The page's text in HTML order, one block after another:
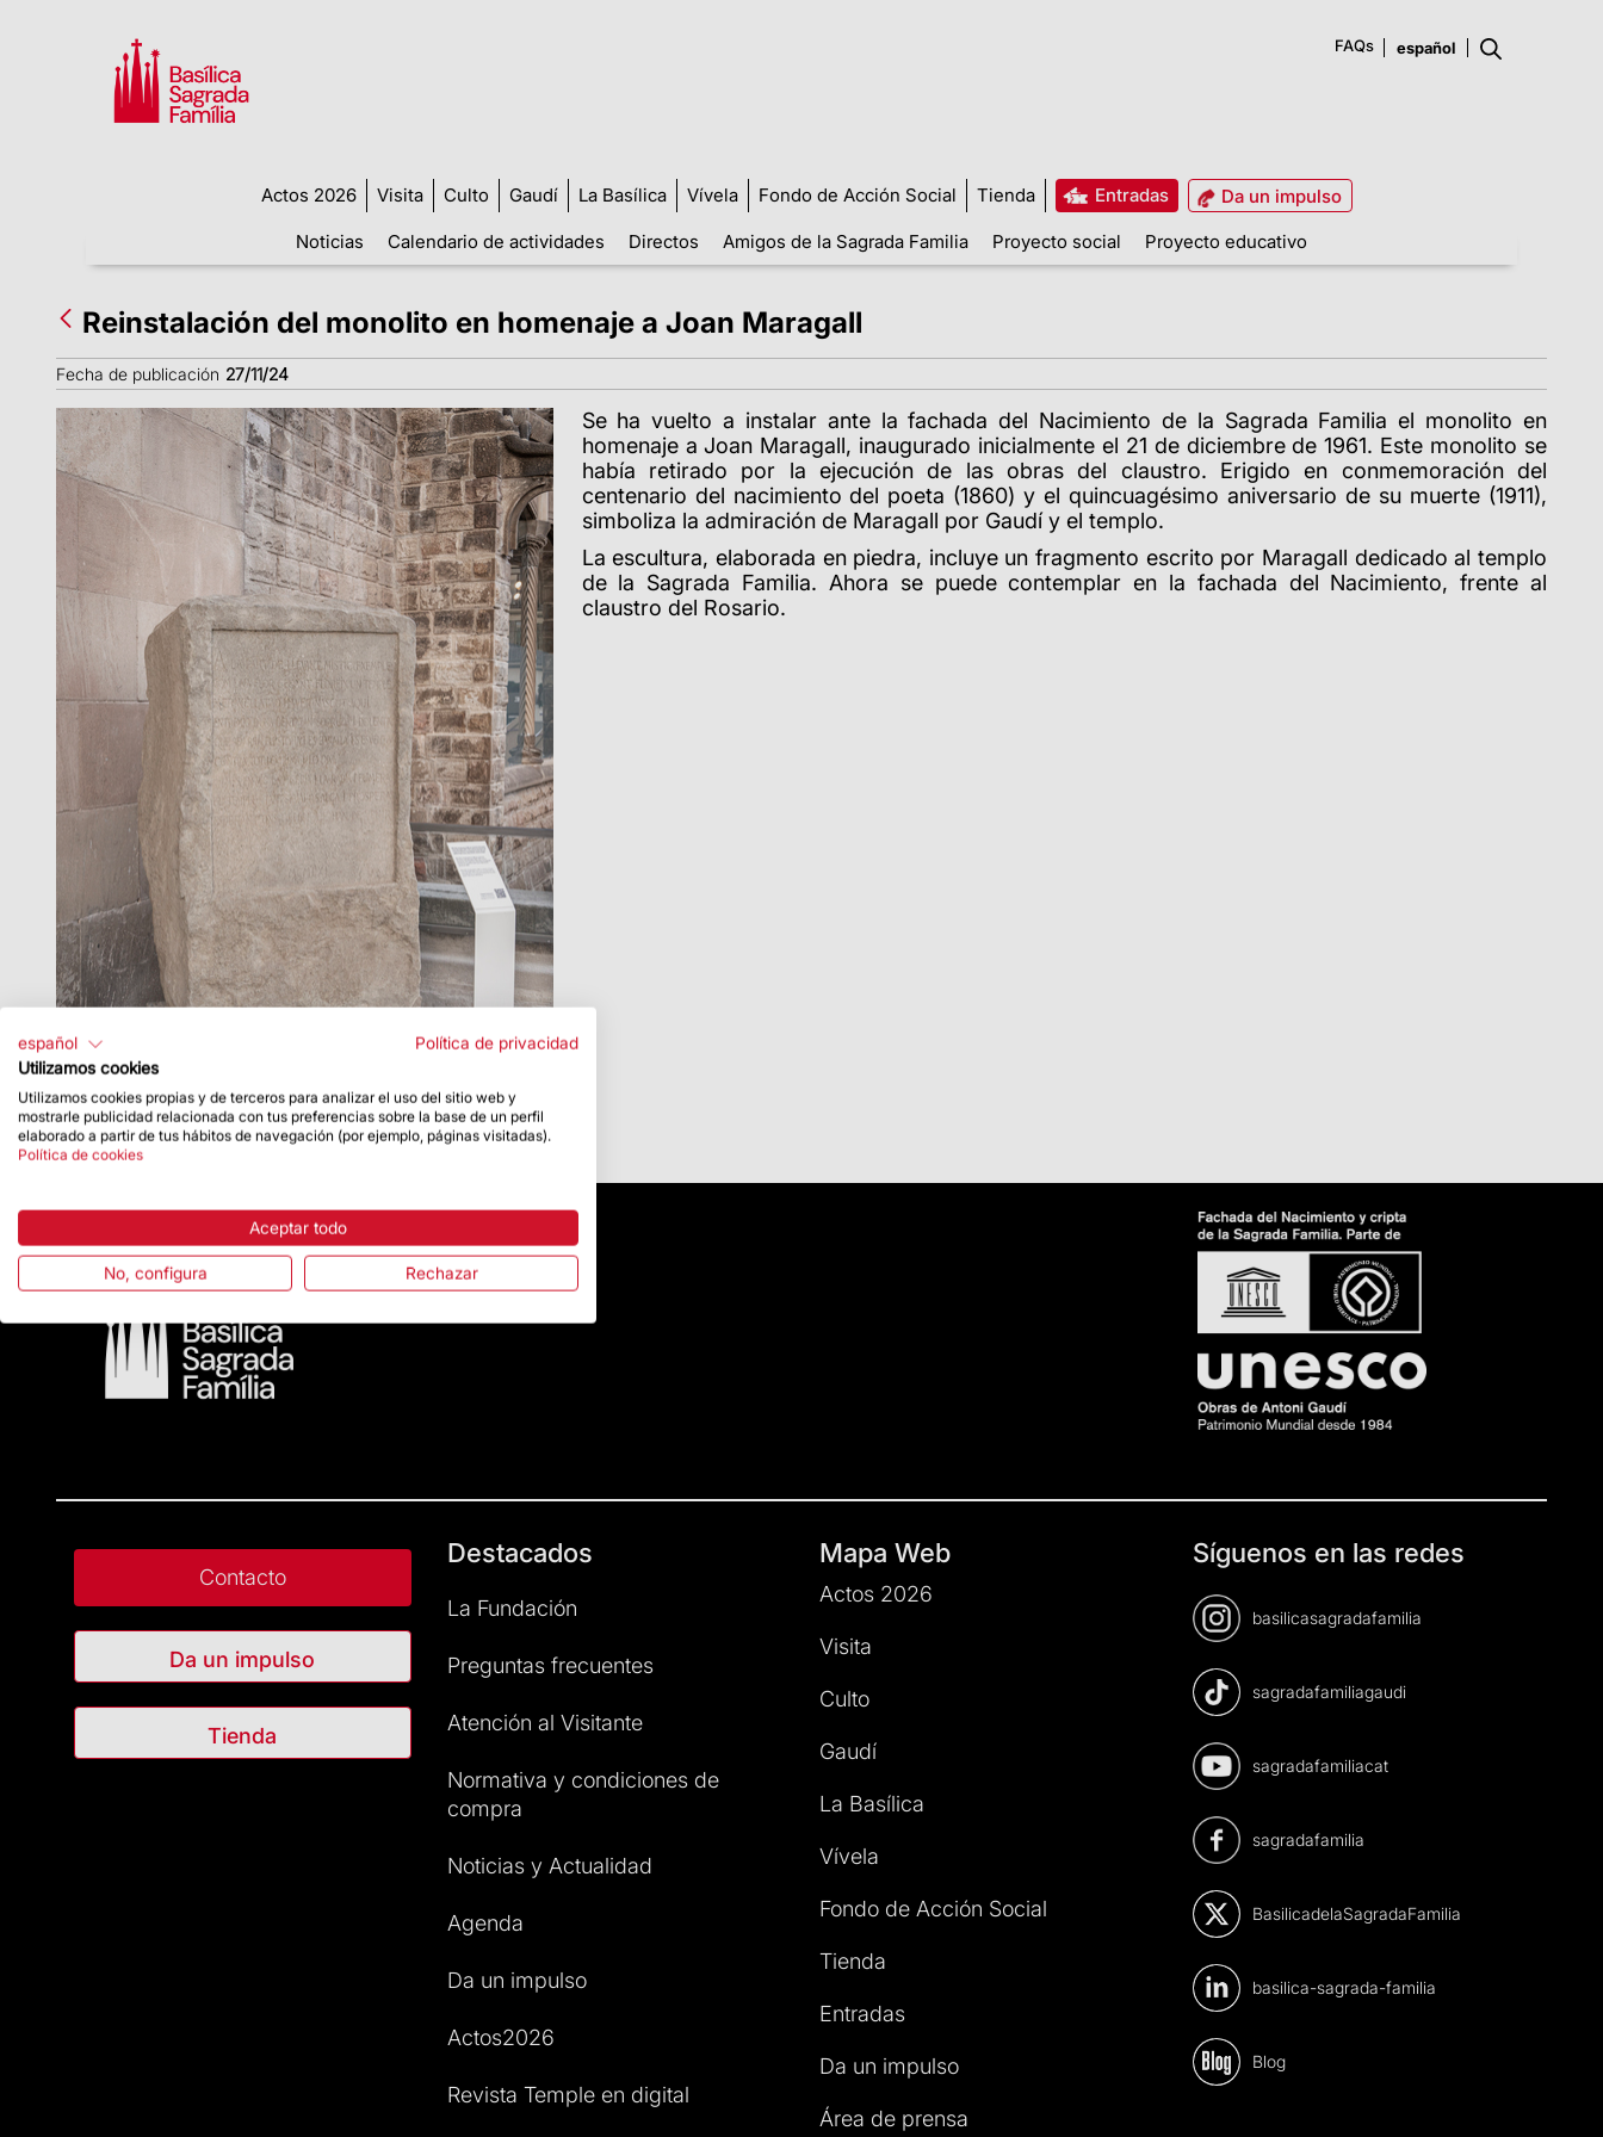
FAQs
Actos 2026 Visita Culto Gaudí La Basílica Vívela Fondo de Acción Social Tienda Entradas
Da un impulso
Noticias
Calendario de actividades Directos Amigos de la Sagrada Familia Proyecto social Proyecto educativo
Reinstalación del monolito en homenaje a Joan Maragall
Fecha de publicación 27/11/24
Se ha vuelto a instalar ante la fachada del Nacimiento de la Sagrada Familia el monolito en
homenaje a Joan Maragall, inaugurado inicialmente el 21 de diciembre de 1961. Este monolito se
había retirado por la ejecución de las obras del claustro. Erigido en conmemoración del
centenario del nacimiento del poeta (1860) y el quincuagésimo aniversario de su muerte (1911),
simboliza la admiración de Maragall por Gaudí y el templo.
La escultura, elaborada en piedra, incluye un fragmento escrito por Maragall dedicado al templo
de la Sagrada Familia. Ahora se puede contemplar en la fachada del Nacimiento, frente al
claustro del Rosario.
Contacto
Da un impulso
Tienda
Destacados
La Fundación
Preguntas frecuentes
Atención al Visitante
Normativa y condiciones de
compra
Noticias y Actualidad
Agenda
Da un impulso
Actos2026
Revista Temple en digital
Mapa Web
Actos 2026
Visita
Culto
Gaudí
La Basílica
Vívela
Fondo de Acción Social
Tienda
Entradas
Da un impulso
Área de prensa
Síguenos en las redes
basilicasagradafamilia
sagradafamiliagaudi
sagradafamiliacat
sagradafamilia
BasilicadelaSagradaFamilia
basilica-sagrada-familia
Blog
español
Política de privacidad
Utilizamos cookies
Utilizamos cookies propias y de terceros para analizar el uso del sitio web y
mostrarle publicidad relacionada con tus preferencias sobre la base de un perfil
elaborado a partir de tus hábitos de navegación (por ejemplo, páginas visitadas).
Política de cookies
Aceptar todo
No, configura Rechazar